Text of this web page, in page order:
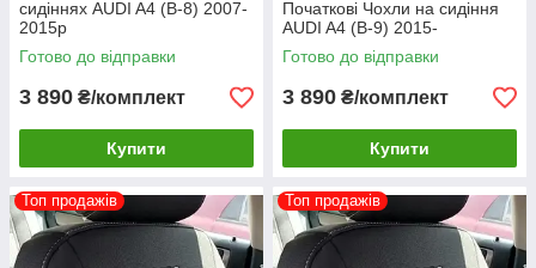
сидіннях AUDI A4 (B-8) 2007-
2015р
Готово до відправки
3 890 ₴/комплект
Купити
Початкові Чохли на сидіння
AUDI A4 (B-9) 2015-
Готово до відправки
3 890 ₴/комплект
Купити
Топ продажів Топ продажів